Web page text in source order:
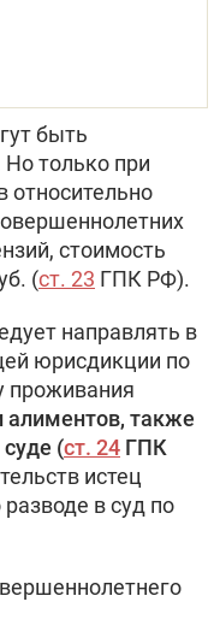
быть
только при
относительно
стоимость
(ст. 23 ГПК РФ).
направлять в
юрисдикции по
проживания
алиментов, также
(ст. 24 ГПК
истец
в суд по